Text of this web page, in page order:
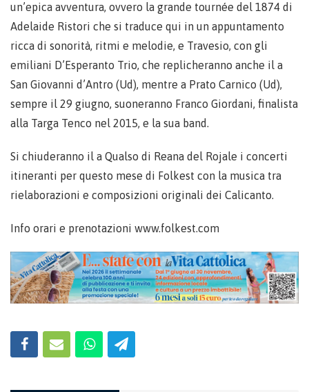
un’epica avventura, ovvero la grande tournée del 1874 di
Adelaide Ristori che si traduce qui in un appuntamento
ricca di sonorità, ritmi e melodie, e Travesio, con gli
emiliani D’Esperanto Trio, che replicheranno anche il a
San Giovanni d’Antro (Ud), mentre a Prato Carnico (Ud),
sempre il 29 giugno, suoneranno Franco Giordani, finalista
alla Targa Tenco nel 2015, e la sua band.
Si chiuderanno il a Qualso di Reana del Rojale i concerti
itineranti per questo mese di Folkest con la musica tra
rielaborazioni e composizioni originali dei Calicanto.
Info orari e prenotazioni www.folkest.com